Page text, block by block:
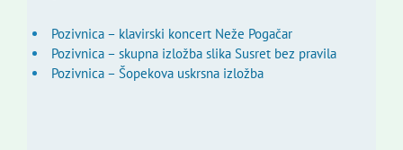
Pozivnica – klavirski koncert Neže Pogačar
Pozivnica – skupna izložba slika Susret bez pravila
Pozivnica – Šopekova uskrsna izložba